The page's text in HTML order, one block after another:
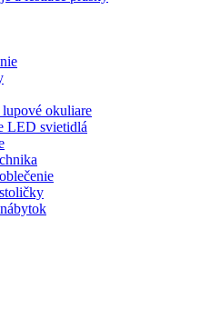
okuliare
LED svietidlá